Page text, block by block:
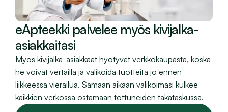
eApteekki palvelee myös kivijalka-
asiakkaitasi
Myös kivijalka-asiakkaat hyötyvät verkkokaupasta, koska
he voivat vertailla ja valikoida tuotteita jo ennen
liikkeessä vierailua. Samaan aikaan valikoimasi kulkee
kaikkien verkossa ostamaan tottuneiden takataskussa.